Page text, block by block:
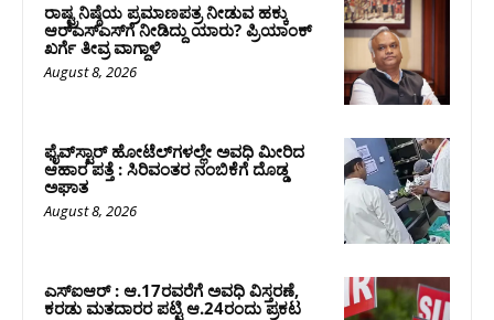
ರಾಷ್ಟ್ರನಿಷ್ಠೆಯ ಪ್ರಮಾಣಪತ್ರ ನೀಡುವ ಹಕ್ಕು
ಆರ್‌ಎಸ್‌ಎಸ್‌ಗೆ ನೀಡಿದ್ದು ಯಾರು? ಪ್ರಿಯಾಂಕ್
ಖರ್ಗೆ ತೀವ್ರ ವಾಗ್ದಾಳಿ
August 8, 2026
ಫೈವ್‌ಸ್ಟಾರ್ ಹೋಟೆಲ್‌ಗಳಲ್ಲೇ ಅವಧಿ ಮೀರಿದ
ಆಹಾರ ಪತ್ತೆ : ಸಿರಿವಂತರ ನಂಬಿಕೆಗೆ ದೊಡ್ಡ
ಅಘಾತ
August 8, 2026
ಎಸ್‌ಐಆರ್‌ : ಆ.17ರವರೆಗೆ ಅವಧಿ ವಿಸ್ತರಣೆ,
ಕರಡು ಮತದಾರರ ಪಟ್ಟಿ ಆ.24ರಂದು ಪ್ರಕಟ